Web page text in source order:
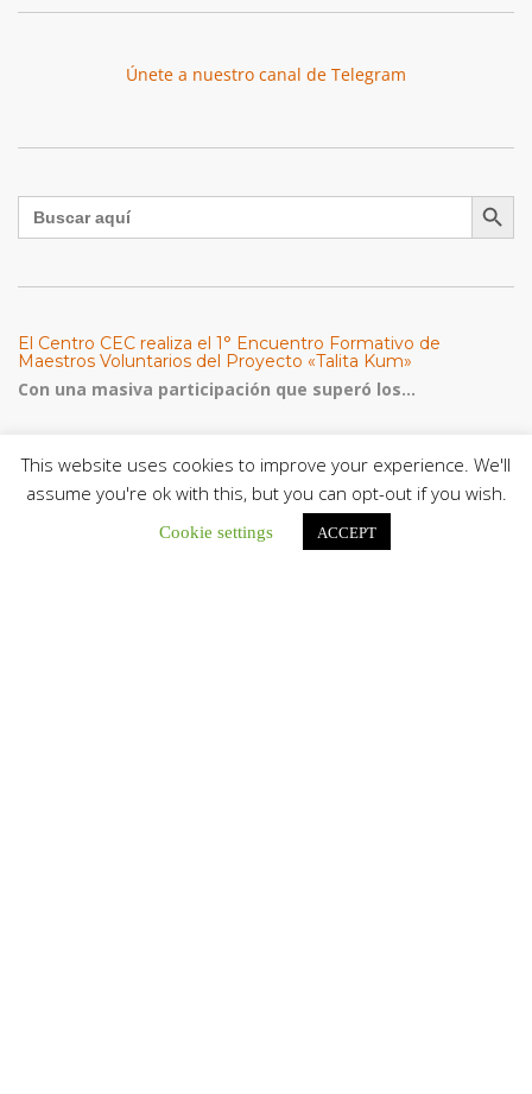
Únete a nuestro canal de Telegram
Buscar: Botón de
El Centro CEC realiza el 1° Encuentro Formativo de
Maestros Voluntarios del Proyecto «Talita Kum»
Con una masiva participación que superó los...
comunicación al servicio del bien común y la dignidad
humana»
En un mensaje enviado al Congreso Mundial...
This website uses cookies to improve your experience. We'll
assume you're ok with this, but you can opt-out if you wish.
Cookie settings ACCEPT